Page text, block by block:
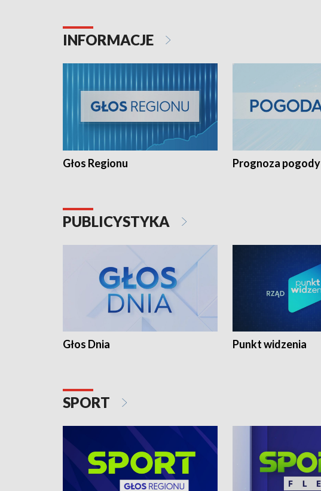
INFORMACJE
Głos Regionu Prognoza pogody
PUBLICYSTYKA
Głos Dnia Punkt widzenia
SPORT